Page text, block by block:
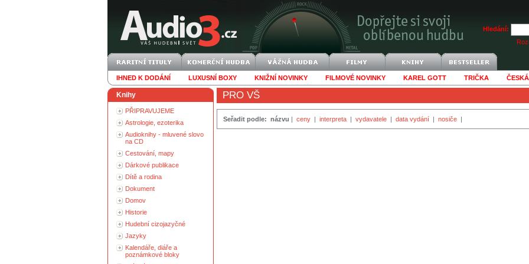
Hledání:
IHNED K DODÁNÍ LUXUSNÍ BOXY KNIŽNÍ NOVINKY FILMOVÉ NOVINKY KAREL GOTT TRIČKA
Knihy
PŘIPRAVUJEME
Astrologie, ezoterika
Audioknihy - mluvené slovo
na CD
Cestování, mapy
Dárkové publikace
Dítě a rodina
Dokument
Domov
Historie
Hudební cizojazyčné
Jazyky
Kalendáře, diáře a
poznámkové bloky
PRO VŠ
Seřadit podle: názvu | ceny | interpreta | vydavatele | data vydání | nosiče |